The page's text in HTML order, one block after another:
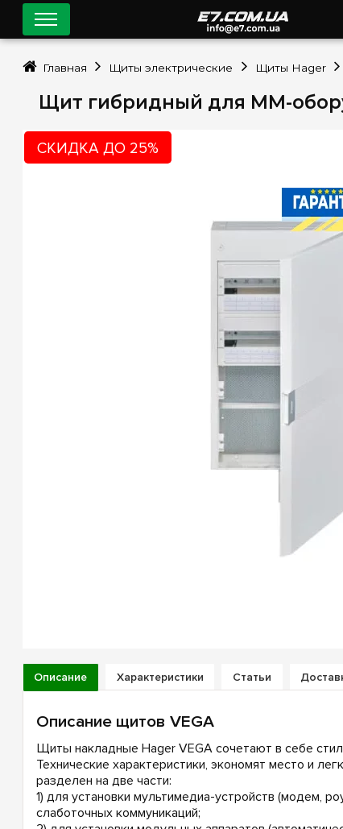
Щит гибридный для ММ-
СКИДКА ДО 25%
Описание Характеристики Статьи
Описание щитов VEGA
Щиты накладные Hager VEGA сочетают в себе
Технические характеристики, экономят место и
разделен на две части:
1) для установки мультимедиа-устройств (модем,
слаботочных коммуникаций;
Главная Щиты электрические Щиты Hager